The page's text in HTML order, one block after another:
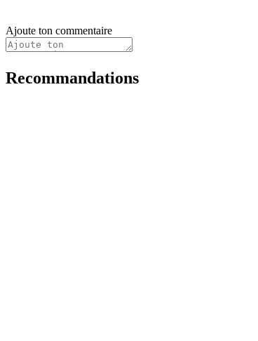
Ajoute ton commentaire
Recommandations